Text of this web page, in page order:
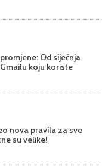
Od siječnja
koju koriste
nova pravila za sve
su velike!